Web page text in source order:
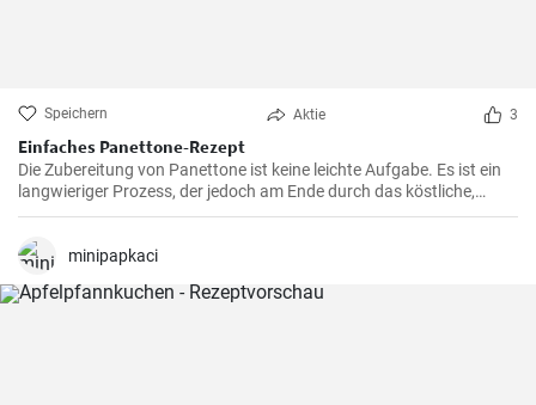
Speichern Aktie 3
Einfaches Panettone-Rezept
Die Zubereitung von Panettone ist keine leichte Aufgabe. Es ist ein
langwieriger Prozess, der jedoch am Ende durch das köstliche,
weiche und süße Ergebnis belohnt wird. Dieses traditionelle
meiner Familie ist es eine Ganzjahresleckerei
minipapkaci